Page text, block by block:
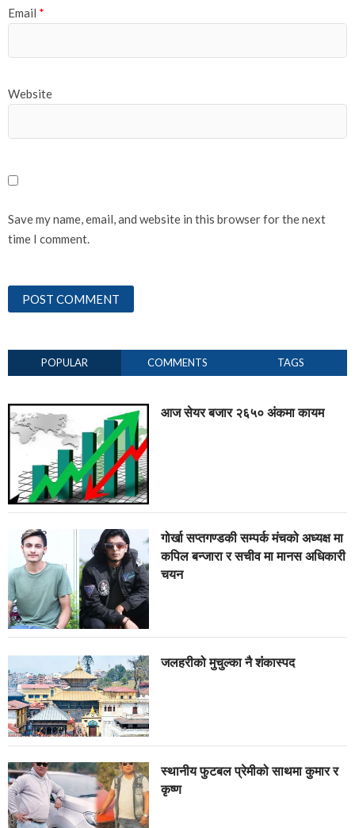
Email *
Website
Save my name, email, and website in this browser for the next
time I comment.
POPULAR COMMENTS TAGS
आज सेयर बजार २६५० अंकमा कायम
गोर्खा सप्तगण्डकी सम्पर्क मंचको अध्यक्ष मा
कपिल बन्जारा र सचीव मा मानस अधिकारी
चयन
जलहरीको मुचुल्का नै शंंकास्पद
स्थानीय फुटबल प्रेमीको साथमा कुमार र
कृष्ण